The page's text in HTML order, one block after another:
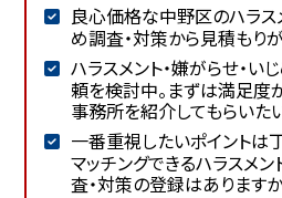
良心価格な中野区のハラス
め調査・対策から見積もり
ハラスメント・嫌がらせ・い
頼を検討中。まずは満足
事務所を紹介してもらいた
一番重視したいポイントは
マッチングできるハラスメン
査・対策の登録はあります